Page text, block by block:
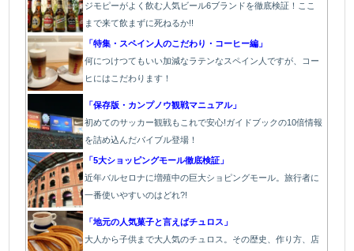
ジモピーがよく飲む人気ビール6ブランドを徹底検証！ここ
まで来て飲まずに死ねるか!!
「特集・スペイン人のこだわり・コーヒー編」
何につけつてもいい加減なラテンなスペイン人ですが、コー
ヒにはこだわります ！
「保存版・カンプノウ観戦マニュアル」
初めてのサッカー観戦もこれで安心!ガイドブックの10倍情報
を詰め込んだバイブル登場！
「5大ショッピングモール徹底検証」
近年バルセロナに増殖中の巨大ショピングモール。旅行者に
一番使いやすいのはどれ?!
「地元の人気菓子と言えばチュロス」
大人から子供まで大人気のチュロス。その歴史、作り方、店